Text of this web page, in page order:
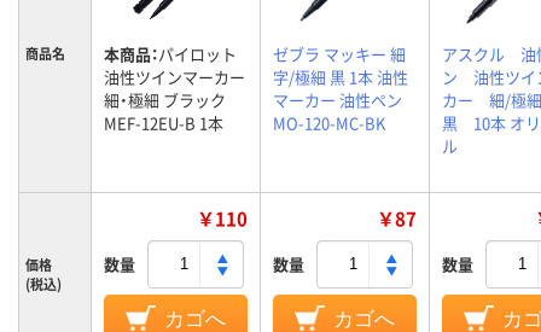
商品名 本商品：パイロット
油性ツインマーカー
細・極細 ブラック
MEF-12EU-B 1本
ゼブラ マッキー 細
字/極細 黒 1本 油性
マーカー 油性ペン
MO-120-MC-BK
アスクル 油
ン 油性ツイ
カー 細/
黒 10本 オ
ル
価格
(税込)
￥110
数量
カゴへ
￥87
数量
カゴへ
数量
カ